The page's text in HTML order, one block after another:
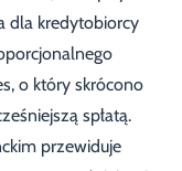
dla kredytobiorcy
o który skrócono
spłatą.
przewiduje